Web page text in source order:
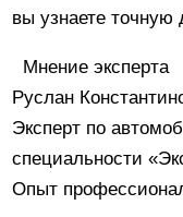
вы узнаете
Мнение эксперта
Руслан
Эксперт по
специальности
Опыт